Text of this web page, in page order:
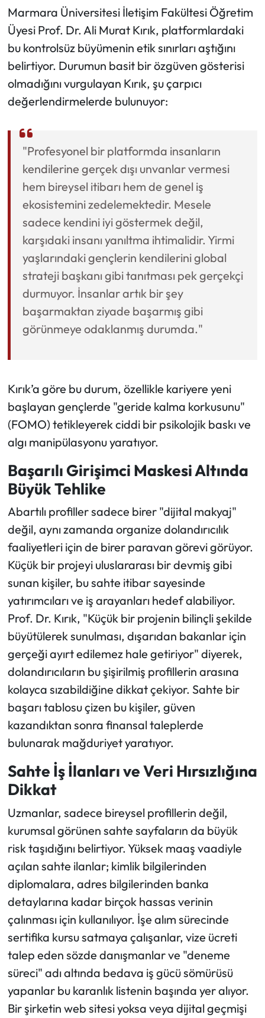
Marmara Üniversitesi İletişim Fakültesi Öğretim
Üyesi Prof. Dr. Ali Murat Kırık, platformlardaki
bu kontrolsüz büyümenin etik sınırları aştığını
belirtiyor. Durumun basit bir özgüven gösterisi
olmadığını vurgulayan Kırık, şu çarpıcı
değerlendirmelerde bulunuyor:
"Profesyonel bir platformda insanların
kendilerine gerçek dışı unvanlar vermesi
hem bireysel itibarı hem de genel iş
ekosistemini zedelemektedir. Mesele
sadece kendini iyi göstermek değil,
karşıdaki insanı yanıltma ihtimalidir. Yirmi
yaşlarındaki gençlerin kendilerini global
strateji başkanı gibi tanıtması pek gerçekçi
durmuyor. İnsanlar artık bir şey
başarmaktan ziyade başarmış gibi
görünmeye odaklanmış durumda."
Kırık’a göre bu durum, özellikle kariyere yeni
başlayan gençlerde "geride kalma korkusunu"
(FOMO) tetikleyerek ciddi bir psikolojik baskı ve
algı manipülasyonu yaratıyor.
Başarılı Girişimci Maskesi Altında
Büyük Tehlike
Abartılı profiller sadece birer "dijital makyaj"
değil, aynı zamanda organize dolandırıcılık
faaliyetleri için de birer paravan görevi görüyor.
Küçük bir projeyi uluslararası bir devmiş gibi
sunan kişiler, bu sahte itibar sayesinde
yatırımcıları ve iş arayanları hedef alabiliyor.
Prof. Dr. Kırık, "Küçük bir projenin bilinçli şekilde
büyütülerek sunulması, dışarıdan bakanlar için
gerçeği ayırt edilemez hale getiriyor" diyerek,
dolandırıcıların bu şişirilmiş profillerin arasına
kolayca sızabildiğine dikkat çekiyor. Sahte bir
başarı tablosu çizen bu kişiler, güven
kazandıktan sonra finansal taleplerde
bulunarak mağduriyet yaratıyor.
Sahte İş İlanları ve Veri Hırsızlığına
Dikkat
Uzmanlar, sadece bireysel profillerin değil,
kurumsal görünen sahte sayfaların da büyük
risk taşıdığını belirtiyor. Yüksek maaş vaadiyle
açılan sahte ilanlar; kimlik bilgilerinden
diplomalara, adres bilgilerinden banka
detaylarına kadar birçok hassas verinin
çalınması için kullanılıyor. İşe alım sürecinde
sertifika kursu satmaya çalışanlar, vize ücreti
talep eden sözde danışmanlar ve "deneme
süreci" adı altında bedava iş gücü sömürüsü
yapanlar bu karanlık listenin başında yer alıyor.
Bir şirketin web sitesi yoksa veya dijital geçmişi